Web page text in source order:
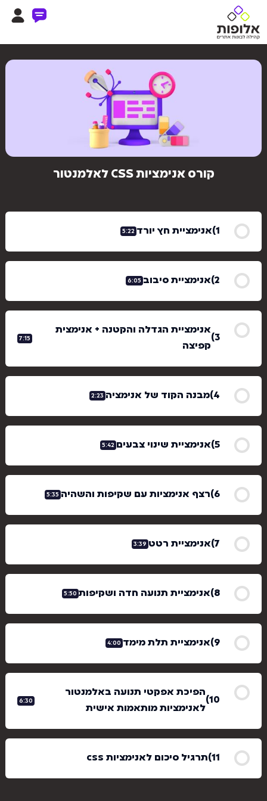
קורס אנימציות CSS לאלמנטור
אנימציית חץ יורד 5:22
אנימציית סיבוב 6:05
אנימציית הגדלה והקטנה + אנימצית
קפיצה
7:15
מבנה הקוד של אנימציה 2:23
אנימציית שינוי צבעים 5:42
רצף אנימציות עם שקיפות והשהיה 5:35
אנימציית רטט 3:39
אנימציית תנועה חדה ושקיפות 5:50
אנימציית תלת מימד 4:00
הפיכת אפקטי תנועה באלמנטור
לאנימציות מותאמות אישית
6:30
תרגיל סיכום לאנימציות css